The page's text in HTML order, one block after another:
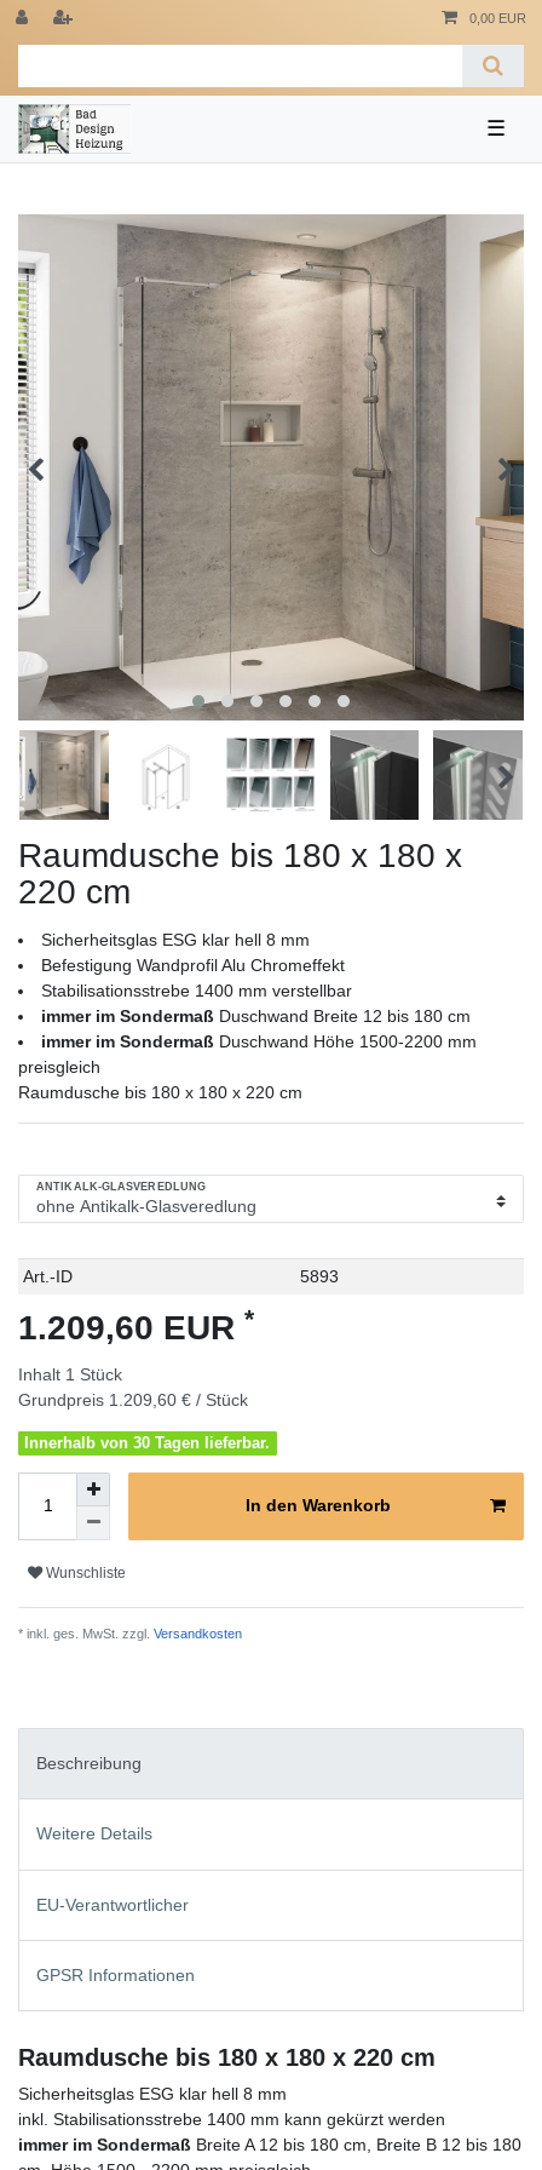
0,00 EUR
☰
Raumdusche bis 180 x 180 x
220 cm
Sicherheitsglas ESG klar hell 8 mm
Befestigung Wandprofil Alu Chromeffekt
Stabilisationsstrebe 1400 mm verstellbar
immer im Sondermaß Duschwand Breite 12 bis 180 cm
immer im Sondermaß Duschwand Höhe 1500-2200 mm
preisgleich
Raumdusche bis 180 x 180 x 220 cm
ANTIKALK-GLASVEREDLUNG
Technisches
Wert
Art.-ID 5893
1.209,60 EUR *
Inhalt 1 Stück
Grundpreis 1.209,60 € / Stück
Innerhalb von 30 Tagen lieferbar.
In den Warenkorb
Wunschliste
* inkl. ges. MwSt. zzgl. Versandkosten
Beschreibung
Weitere Details
EU-Verantwortlicher
GPSR Informationen
Raumdusche bis 180 x 180 x 220 cm
Sicherheitsglas ESG klar hell 8 mm
inkl. Stabilisationsstrebe 1400 mm kann gekürzt werden
immer im Sondermaß Breite A 12 bis 180 cm, Breite B 12 bis 180